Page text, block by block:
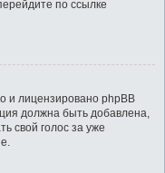
по ссылке
и лицензировано phpBB
должна быть добавлена,
свой голос за уже